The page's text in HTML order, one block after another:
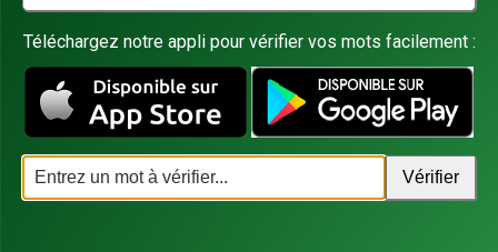
Téléchargez notre appli pour vérifier vos mots facilement :